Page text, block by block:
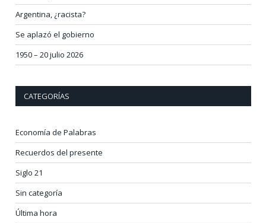
Argentina, ¿racista?
Se aplazó el gobierno
1950 – 20 julio 2026
CATEGORÍAS
Economía de Palabras
Recuerdos del presente
Siglo 21
Sin categoría
Última hora